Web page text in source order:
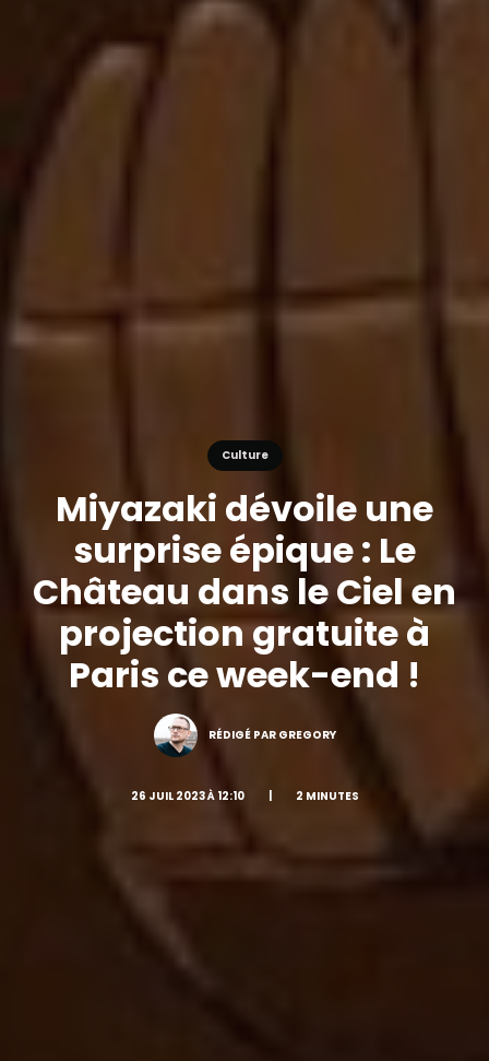
Culture
Miyazaki dévoile une
surprise épique : Le
Château dans le Ciel en
projection gratuite à
Paris ce week-end !
RÉDIGÉ PAR GREGORY
26 JUIL 2023 À 12:10 2 MINUTES